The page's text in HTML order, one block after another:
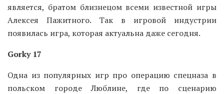
является, братом близнецом всеми известной игры
Алексея Пажитного. Так в игровой индустрии
появилась игра, которая актуальна даже сегодня.
Gorky 17
Одна из популярных игр про операцию спецназа в
польском городе Люблине, где по сценарию